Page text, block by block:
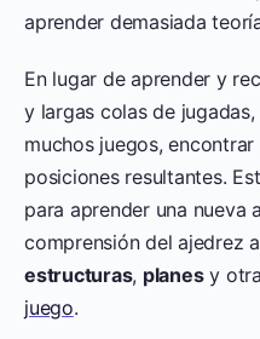
aprender demasiada
En lugar de aprender y
y largas colas de
muchos juegos,
posiciones resultantes.
para aprender una nueva
comprensión del ajedrez
estructuras, planesy
juego.